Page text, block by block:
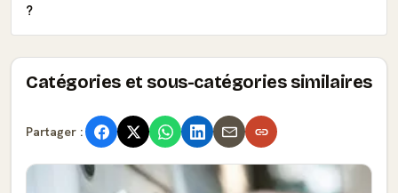
?
Catégories et sous-catégories similaires
Partager :